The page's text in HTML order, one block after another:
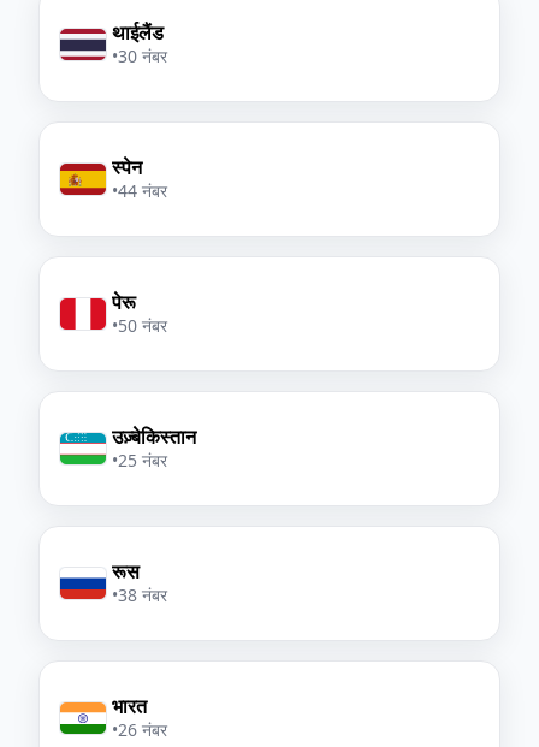
थाईलैंड
•30 नंबर
स्पेन
•44 नंबर
पेरू
•50 नंबर
उज़्बेकिस्तान
•25 नंबर
रूस
•38 नंबर
भारत
•26 नंबर